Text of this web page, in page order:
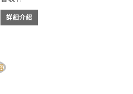
詳細介紹